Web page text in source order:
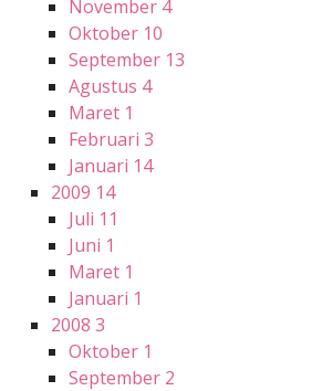
November 4
Oktober 10
September 13
Agustus 4
Maret 1
Februari 3
Januari 14
2009 14
Juli 11
Juni 1
Maret 1
Januari 1
2008 3
Oktober 1
September 2